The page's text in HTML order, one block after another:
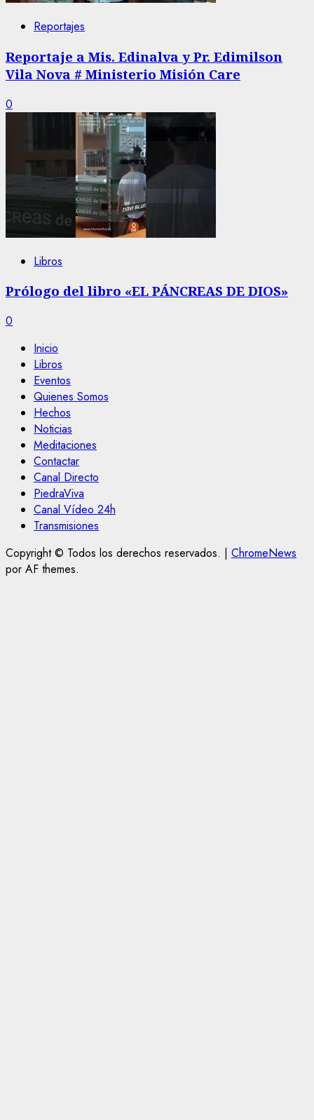
Reportajes
Reportaje a Mis. Edinalva y Pr. Edimilson
Vila Nova # Ministerio Misión Care
0
Libros
Prólogo del libro «EL PÁNCREAS DE DIOS»
0
Inicio
Libros
Eventos
Quienes Somos
Hechos
Noticias
Meditaciones
Contactar
Canal Directo
PiedraViva
Canal Vídeo 24h
Transmisiones
Copyright © Todos los derechos reservados. | ChromeNews
por AF themes.